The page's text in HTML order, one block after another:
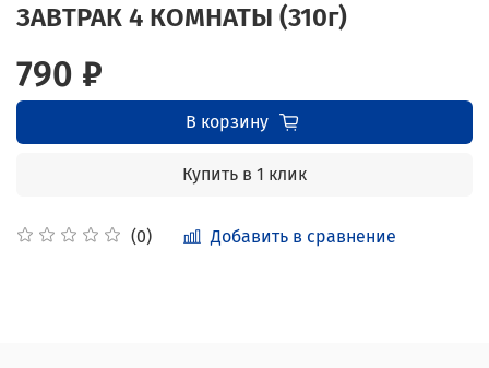
ЗАВТРАК 4 КОМНАТЫ (310г)
(0) Добавить в сравнение
790 ₽
В корзину
Купить в 1 клик